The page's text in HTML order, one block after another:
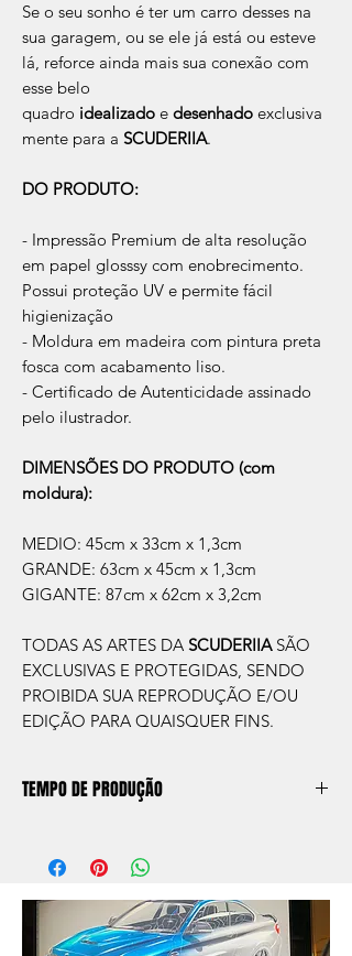
Se o seu sonho é ter um carro desses na
sua garagem, ou se ele já está ou esteve
lá, reforce ainda mais sua conexão com
esse belo
quadro idealizado e desenhado exclusiva
mente para a SCUDERIIA.
DO PRODUTO:
- Impressão Premium de alta resolução
em papel glosssy com enobrecimento.
Possui proteção UV e permite fácil
higienização
- Moldura em madeira com pintura preta
fosca com acabamento liso.
- Certificado de Autenticidade assinado
pelo ilustrador.
DIMENSÕES DO PRODUTO (com
moldura):
MEDIO: 45cm x 33cm x 1,3cm
GRANDE: 63cm x 45cm x 1,3cm
GIGANTE: 87cm x 62cm x 3,2cm
TODAS AS ARTES DA SCUDERIIA SÃO
EXCLUSIVAS E PROTEGIDAS, SENDO
PROIBIDA SUA REPRODUÇÃO E/OU
EDIÇÃO PARA QUAISQUER FINS.
TEMPO DE PRODUÇÃO
aprox. 5 dias úteis, após a confirmação de
compra.
Após a produçao, seguimos com o envio
no endereço que nos for informado na
compra ou disponibilizaremos para retirada